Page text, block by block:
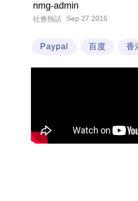
nmg-admin
社會熱話 Sep 27 2016
Paypal 百度 香